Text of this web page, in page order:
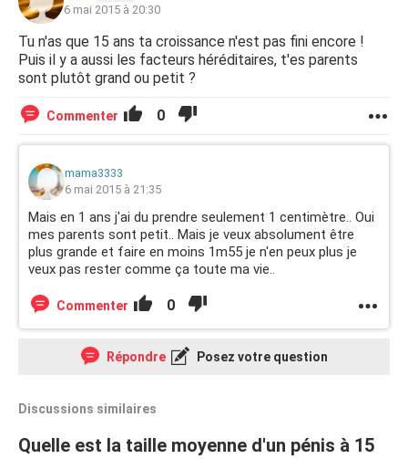
6 mai 2015 à 20:30
Tu n'as que 15 ans ta croissance n'est pas fini encore !
Puis il y a aussi les facteurs héréditaires, t'es parents
sont plutôt grand ou petit ?
Commenter 0
mama3333
6 mai 2015 à 21:35
Mais en 1 ans j'ai du prendre seulement 1 centimètre.. Oui
mes parents sont petit.. Mais je veux absolument être
plus grande et faire en moins 1m55 je n'en peux plus je
veux pas rester comme ça toute ma vie..
Commenter 0
Répondre Posez votre question
Discussions similaires
Quelle est la taille moyenne d'un pénis à 15